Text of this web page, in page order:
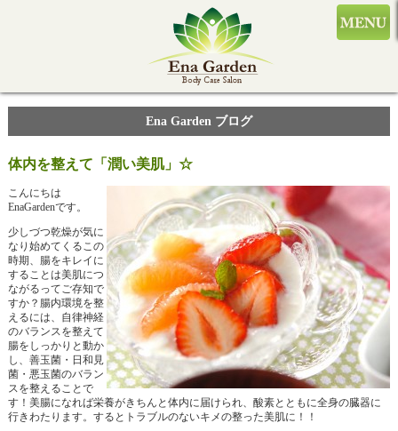
Ena Garden ブログ
体内を整えて「潤い美肌」☆
こんにちは
EnaGardenです。
少しづつ乾燥が気に
なり始めてくるこの
時期、腸をキレイに
することは美肌につ
ながるってご存知で
すか？腸内環境を整
えるには、自律神経
のバランスを整えて
腸をしっかりと動か
し、善玉菌・日和見
菌・悪玉菌のバラン
スを整えることで
す！美腸になれば栄養がきちんと体内に届けられ、酸素とともに全身の臓器に
行きわたります。するとトラブルのないキメの整った美肌に！！